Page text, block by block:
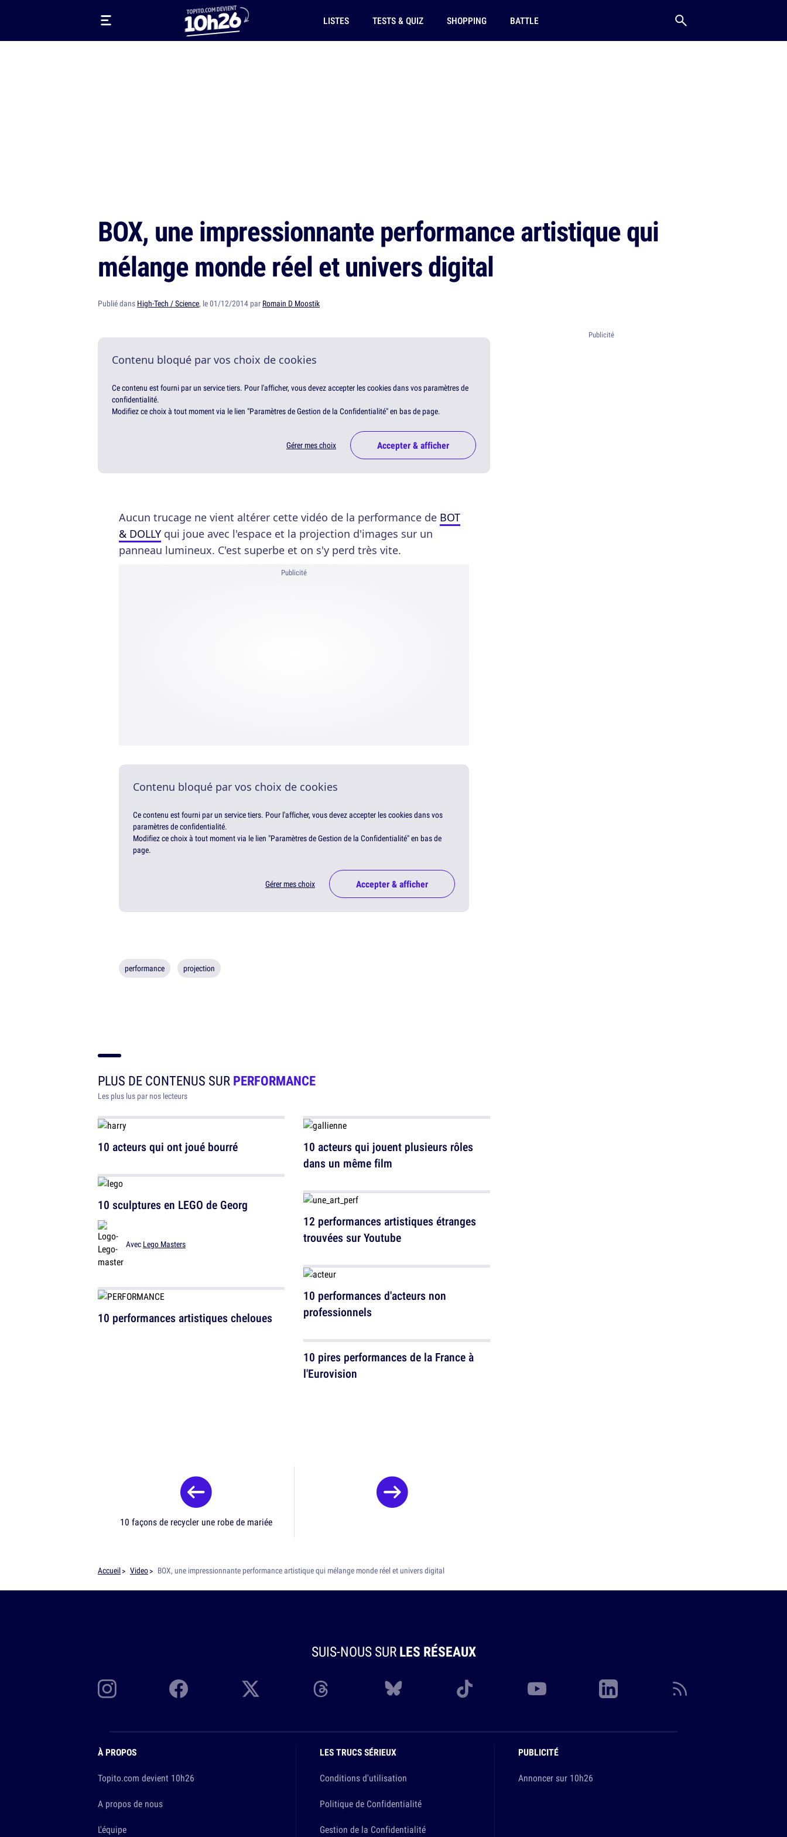
LISTES TESTS & QUIZ SHOPPING BATTLE
BOX, une impressionnante performance artistique qui
mélange monde réel et univers digital
Publié dans High-Tech / Science, le 01/12/2014 par Romain D Moostik
Contenu bloqué par vos choix de cookies
Ce contenu est fourni par un service tiers. Pour l'afficher, vous devez accepter les cookies dans vos paramètres de
confidentialité.
Modifiez ce choix à tout moment via le lien "Paramètres de Gestion de la Confidentialité" en bas de page.
Gérer mes choix Accepter & afficher
Aucun trucage ne vient altérer cette vidéo de la performance de BOT
& DOLLY qui joue avec l'espace et la projection d'images sur un
panneau lumineux. C'est superbe et on s'y perd très vite.
Publicité
Contenu bloqué par vos choix de cookies
Ce contenu est fourni par un service tiers. Pour l'afficher, vous devez accepter les cookies dans vos
paramètres de confidentialité.
Modifiez ce choix à tout moment via le lien "Paramètres de Gestion de la Confidentialité" en bas de
page.
Gérer mes choix Accepter & afficher
performance projection
PLUS DE CONTENUS SURPERFORMANCE
Les plus lus par nos lecteurs
10 acteurs qui ont joué bourré
10 sculptures en LEGO de Georg
Avec Lego Masters
10 performances artistiques cheloues
10 acteurs qui jouent plusieurs rôles
dans un même film
12 performances artistiques étranges
trouvées sur Youtube
10 performances d'acteurs non
professionnels
10 pires performances de la France à
l'Eurovision
10 façons de recycler une robe de mariée
Accueil Video BOX, une impressionnante performance artistique qui mélange monde réel et univers digital
SUIS-NOUS SURLES RÉSEAUX
À PROPOS
Topito.com devient 10h26
A propos de nous
L'équipe
LES TRUCS SÉRIEUX
Conditions d'utilisation
Politique de Confidentialité
Gestion de la Confidentialité
PUBLICITÉ
Annoncer sur 10h26